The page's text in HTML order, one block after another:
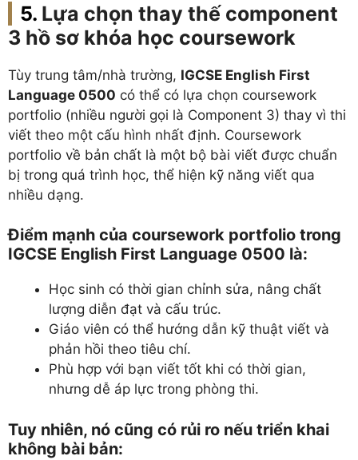
Lựa chọn thay thế component
3 hồ sơ khóa học coursework
Tùy trung tâm/nhà trường, IGCSE English First
Language 0500 có thể có lựa chọn coursework
portfolio (nhiều người gọi là Component 3) thay vì thi
viết theo một cấu hình nhất định. Coursework
portfolio về bản chất là một bộ bài viết được chuẩn
bị trong quá trình học, thể hiện kỹ năng viết qua
nhiều dạng.
Điểm mạnh của coursework portfolio trong
IGCSE English First Language 0500 là:
Học sinh có thời gian chỉnh sửa, nâng chất
lượng diễn đạt và cấu trúc.
Giáo viên có thể hướng dẫn kỹ thuật viết và
phản hồi theo tiêu chí.
Phù hợp với bạn viết tốt khi có thời gian,
nhưng dễ áp lực trong phòng thi.
Tuy nhiên, nó cũng có rủi ro nếu triển khai
không bài bản: